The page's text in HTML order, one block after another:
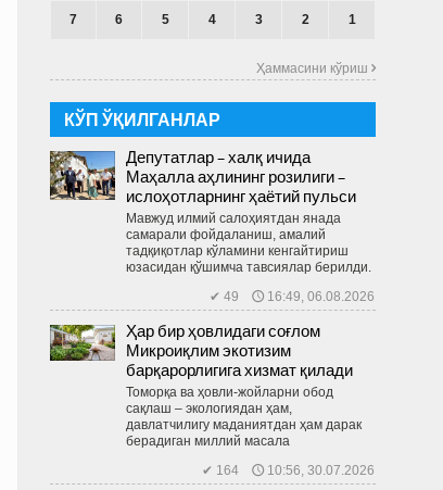
7 6 5 4 3 2 1
Ҳаммасини кўриш 
КЎП ЎҚИЛГАНЛАР
Депутатлар – халқ ичида
Маҳалла аҳлининг розилиги –
ислоҳотларнинг ҳаётий пульси
Мавжуд илмий салоҳиятдан янада
самарали фойдаланиш, амалий
тадқиқотлар кўламини кенгайтириш
юзасидан қўшимча тавсиялар берилди.
✔ 49 🕔 16:49, 06.08.2026
Ҳар бир ҳовлидаги соғлом
Микроиқлим экотизим
барқарорлигига хизмат қилади
Томорқа ва ҳовли-жойларни обод
сақлаш – экологиядан ҳам,
давлатчилигу маданиятдан ҳам дарак
берадиган миллий масала
✔ 164 🕔 10:56, 30.07.2026